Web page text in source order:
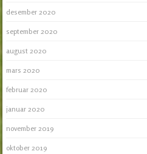
desember 2020
september 2020
august 2020
mars 2020
februar 2020
januar 2020
november 2019
oktober 2019